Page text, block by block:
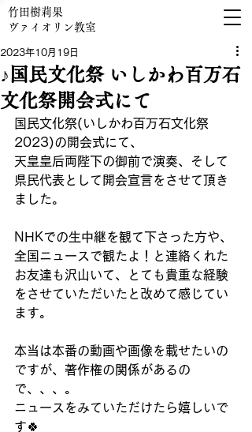
竹田樹莉果
​ヴァイオリン教室
♪国民文化祭 いしかわ百万石
文化祭開会式にて
2023年10月19日
国民文化祭(いしかわ百万石文化祭
2023)の開会式にて、
天皇皇后両陛下の御前で演奏、そして
県民代表として開会宣言をさせて頂き
ました。
NHKでの生中継を観て下さった方や、
全国ニュースで観たよ！と連絡くれた
お友達も沢山いて、とても貴重な経験
をさせていただいたと改めて感じてい
ます。
本当は本番の動画や画像を載せたいの
ですが、著作権の関係があるの
で、、、。
ニュースをみていただけたら嬉しいで
す🍀